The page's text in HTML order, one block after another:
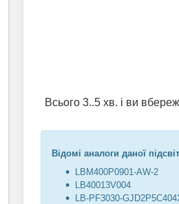
Всього 3..5 хв. і ви
Відомі аналоги даної
LBM400P0901-AW-2
LB40013V004
LB-PF3030-